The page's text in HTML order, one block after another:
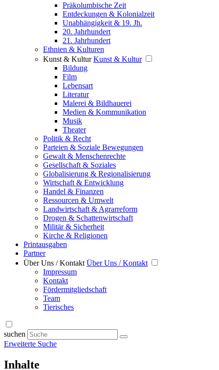
Präkolumbische Zeit
Entdeckungen & Kolonialzeit
Unabhängigkeit & 19. Jh.
20. Jahrhundert
21. Jahrhundert
Ethnien & Kulturen
Kunst & Kultur Kunst & Kultur
Bildung
Film
Lebensart
Literatur
Malerei & Bildhauerei
Medien & Kommunikation
Musik
Theater
Politik & Recht
Parteien & Soziale Bewegungen
Gewalt & Menschenrechte
Gesellschaft & Soziales
Globalisierung & Regionalisierung
Wirtschaft & Entwicklung
Handel & Finanzen
Ressourcen & Umwelt
Landwirtschaft & Agrarreform
Drogen & Schattenwirtschaft
Militär & Sicherheit
Kirche & Religionen
Printausgaben
Partner
Über Uns / Kontakt Über Uns / Kontakt
Impressum
Kontakt
Fördermitgliedschaft
Team
Tierisches
suchen
Erweiterte Suche
Inhalte